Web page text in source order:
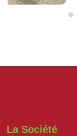
La Société